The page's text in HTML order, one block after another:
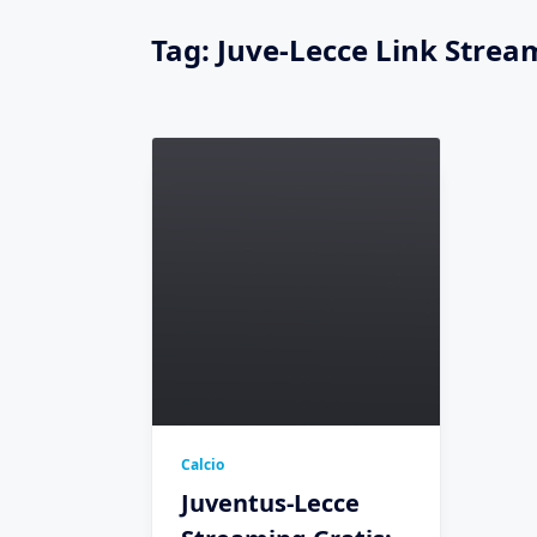
Tag: Juve-Lecce Link
Calcio
Juventus-Lecce